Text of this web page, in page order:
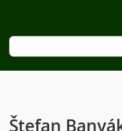
Štefan